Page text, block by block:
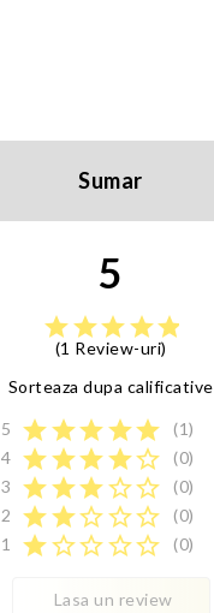
Sumar
5
starstarstarstarstar
(1 Review-uri)
Sorteaza dupa calificative
5 starstarstarstarstar
(1)
4 starstarstarstarstar_border
(0)
3
starstarstarstar_borderstar_border
(0)
2
starstarstar_borderstar_borderstar_border
(0)
1
starstar_borderstar_borderstar_borderstar_border (0)
Lasa un review